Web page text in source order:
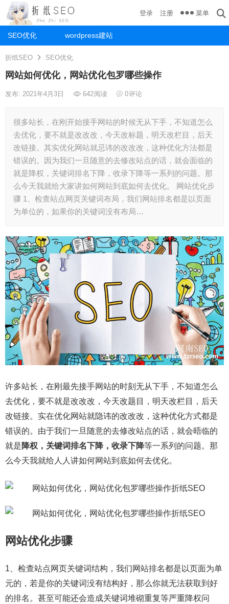
SEO优化 wordpress建站
登录 注册 菜单
折纸SEO SEO优化
网站如何优化，网站优化包罗哪些操作
发布: 2021年4月3日 642阅读 0评论
很多站长，在刚开始接手网站的时候无从下手，不知道怎么
去优化，要不就是改改改，今天改标题，明天改栏目，后天
改链接。其实优化网站就忌讳的改改改，这种优化方法都是
错误的。因为我们一旦随意的去修改站点的话，就会面临的
就是降权，关键词排名下降，收录下降等一系列的问题。那
么今天我就给大家讲如何网站到底如何去优化。 网站优化步
骤 1、检查站点网页关键词布局，我们网站排名都是以页面
为单位的，如果你的关键词没有布局…
许多站长，在刚最先接手网站的时刻无从下手，不知道怎么
去优化，要不就是改改改，今天改题目，明天改栏目，后天
改链接。实在优化网站就隐讳的改改改，这种优化方式都是
错误的。由于我们一旦随意的去修改站点的话，就会晤临的
就是降权，关键词排名下降，收录下降等一系列的问题。那
么今天我就给人人讲如何网站到底如何去优化。
网站优化步骤
1、检查站点网页关键词结构，我们网站排名都是以页面为单
元的，若是你的关键词没有结构好，那么你就无法获取到好
的排名。甚至可能还会造成关键词堆砌重复等严重降权问